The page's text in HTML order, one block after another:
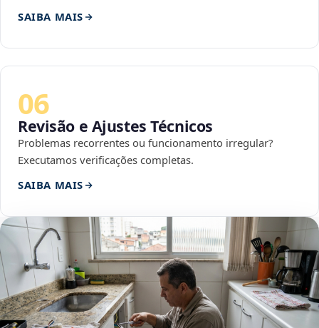
SAIBA MAIS
06
Revisão e Ajustes Técnicos
Problemas recorrentes ou funcionamento irregular?
Executamos verificações completas.
SAIBA MAIS